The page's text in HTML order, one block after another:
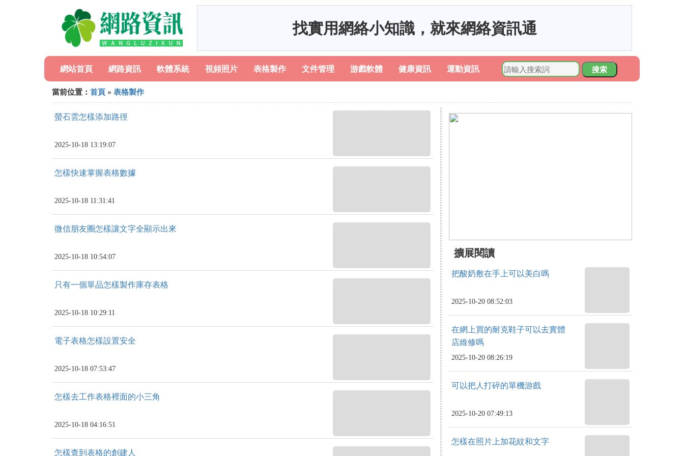
找實用網絡小知識，就來網絡資訊通
網站首頁 網路資訊 軟體系統 視頻照片 表格製作 文件管理 游戲軟體 健康資訊 運動資訊
搜索
當前位置： 首頁 » 表格製作
螢石雲怎樣添加路徑
2025-10-18 13:19:07
怎樣快速掌握表格數據
2025-10-18 11:31:41
微信朋友圈怎樣讓文字全顯示出來
2025-10-18 10:54:07
只有一個單品怎樣製作庫存表格
2025-10-18 10:29:11
電子表格怎樣設置安全
2025-10-18 07:53:47
怎樣去工作表格裡面的小三角
2025-10-18 04:16:51
怎樣查到表格的創建人
擴展閱讀
把酸奶敷在手上可以美白嗎
2025-10-20 08:52:03
在網上買的耐克鞋子可以去實體
店維修嗎
2025-10-20 08:26:19
可以把人打碎的單機游戲
2025-10-20 07:49:13
怎樣在照片上加花紋和文字